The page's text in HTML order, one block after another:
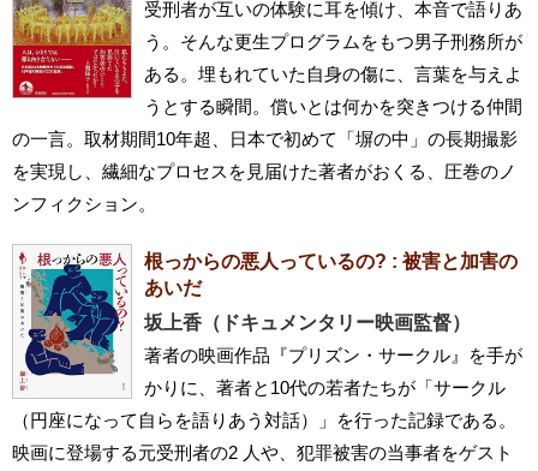
受刑者が互いの体験に耳を傾け、本音で語りあ
う。そんな更生プログラムをもつ男子刑務所が
ある。埋もれていた自身の傷に、言葉を与えよ
うとする瞬間。償いとは何かを突きつける仲間
の一言。取材期間10年超、日本で初めて「塀の中」の長期撮影
を実現し、繊細なプロセスを見届けた著者がおくる、圧巻のノ
ンフィクション。
根っからの悪人っているの? : 被害と加害の
あいだ
坂上香（ドキュメンタリー映画監督）
著者の映画作品『プリズン・サークル』を手が
かりに、著者と10代の若者たちが「サークル
（円座になって自らを語りあう対話）」を行った記録である。
映画に登場する元受刑者の2 人や、犯罪被害の当事者をゲスト